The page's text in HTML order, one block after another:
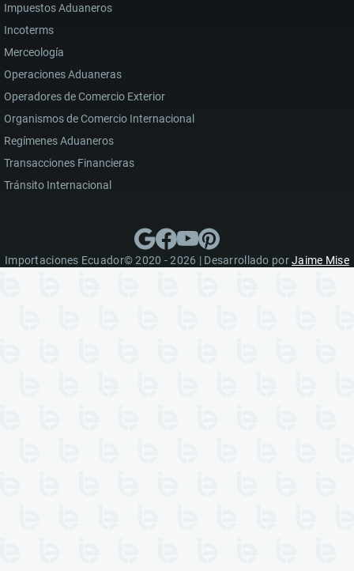
Impuestos Aduaneros
Incoterms
Merceología
Operaciones Aduaneras
Operadores de Comercio Exterior
Organismos de Comercio Internacional
Regímenes Aduaneros
Transacciones Financieras
Tránsito Internacional
Importaciones Ecuador© 2020 - 2026 | Desarrollado porJaime Mise